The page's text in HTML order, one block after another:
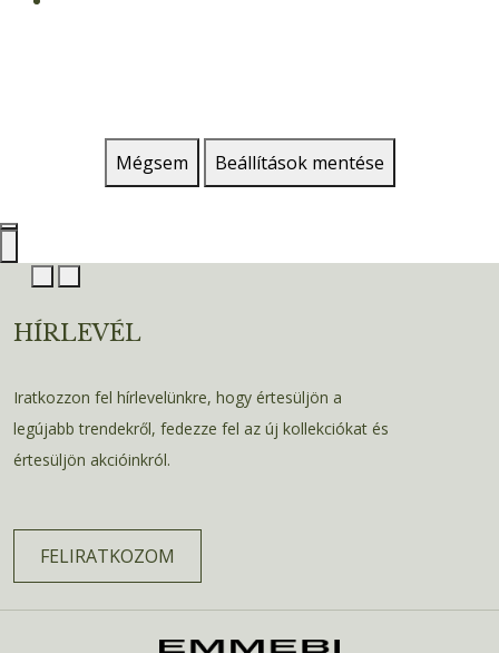
Mégsem Beállítások mentése
HÍRLEVÉL
Iratkozzon fel hírlevelünkre, hogy értesüljön a
legújabb trendekről, fedezze fel az új kollekciókat és
értesüljön akcióinkról.
FELIRATKOZOM